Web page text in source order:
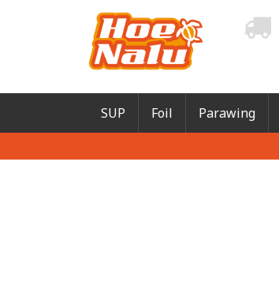
SUP Foil Parawing